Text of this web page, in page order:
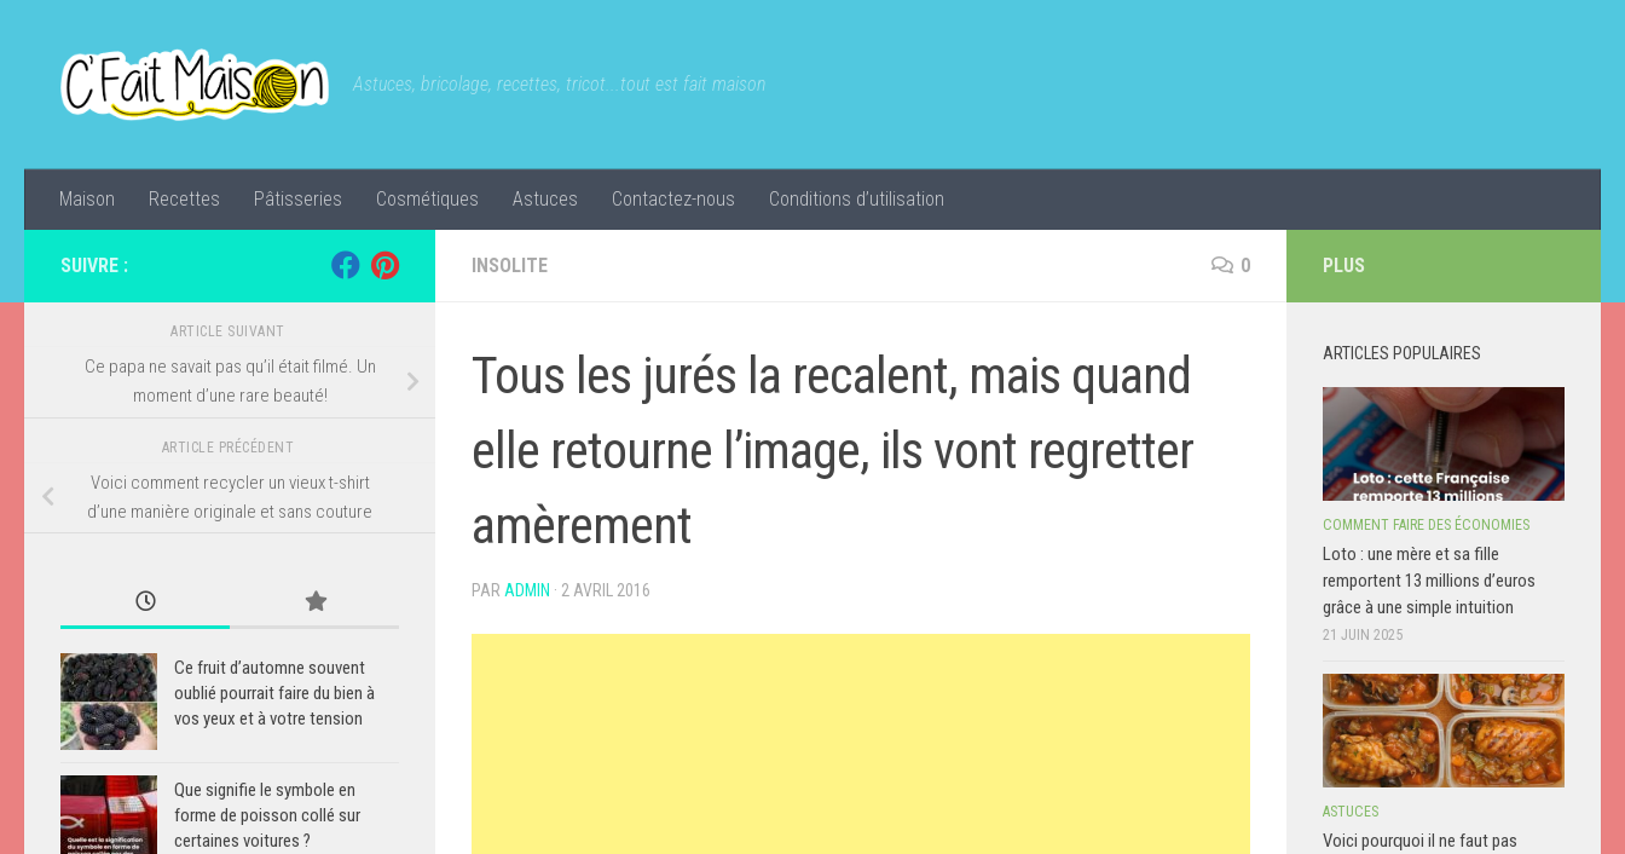
Astuces, bricolage, recettes, tricot...tout est fait maison
Maison Recettes Pâtisseries Cosmétiques Astuces Contactez-nous Conditions d’utilisation
INSOLITE 0
Tous les jurés la recalent, mais quand
elle retourne l’image, ils vont regretter
amèrement
PAR ADMIN · 2 AVRIL 2016
SUIVRE :
ARTICLE SUIVANT
Ce papa ne savait pas qu’il était filmé. Un
moment d’une rare beauté!
ARTICLE PRÉCÉDENT
Voici comment recycler un vieux t-shirt
d’une manière originale et sans couture
Ce fruit d’automne souvent
oublié pourrait faire du bien à
vos yeux et à votre tension
Que signifie le symbole en
forme de poisson collé sur
certaines voitures ?
PLUS
ARTICLES POPULAIRES
COMMENT FAIRE DES ÉCONOMIES
Loto : une mère et sa fille
remportent 13 millions d’euros
grâce à une simple intuition
21 JUIN 2025
ASTUCES
Vоісі роurԛuоі il ne fаut pas